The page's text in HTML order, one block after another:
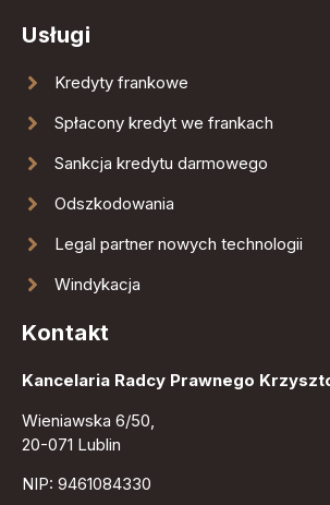
Usługi
Kredyty frankowe
Spłacony kredyt we frankach
Sankcja kredytu darmowego
Odszkodowania
Legal partner nowych technologii
Windykacja
Kontakt
Kancelaria Radcy Prawnego
Wieniawska 6/50,
20-071 Lublin
NIP: 9461084330